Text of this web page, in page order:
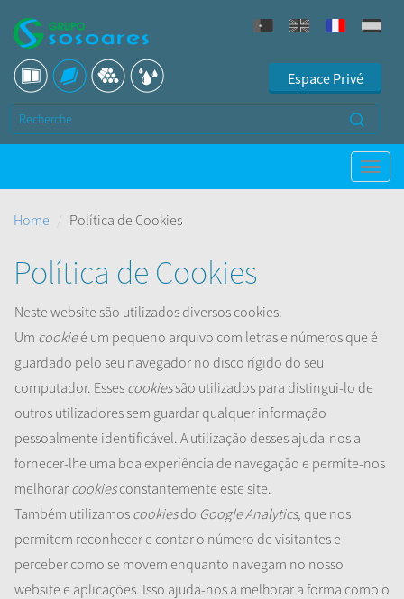
Espace Privé
Home Política de Cookies
Política de Cookies
Neste website são utilizados diversos cookies.
Um cookieé um pequeno arquivo com letras e números que é
guardado pelo seu navegador no disco rígido do seu
computador. Esses cookiessão utilizados para distingui-lo de
outros utilizadores sem guardar qualquer informação
pessoalmente identificável. A utilização desses ajuda-nos a
fornecer-lhe uma boa experiência de navegação e permite-nos
melhorar cookiesconstantemente este site.
Também utilizamos cookiesdo Google Analytics, que nos
permitem reconhecer e contar o número de visitantes e
perceber como se movem enquanto navegam no nosso
website e aplicações. Isso ajuda-nos a melhorar a forma como o